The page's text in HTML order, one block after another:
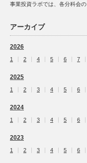
事業投資ラボでは、各分科会
アーカイブ
2026
1 2 4 5 6 7
2025
1 2 3 4 5 6
2024
1 2 3 4 5 6
2023
1 2 3 4 5 6